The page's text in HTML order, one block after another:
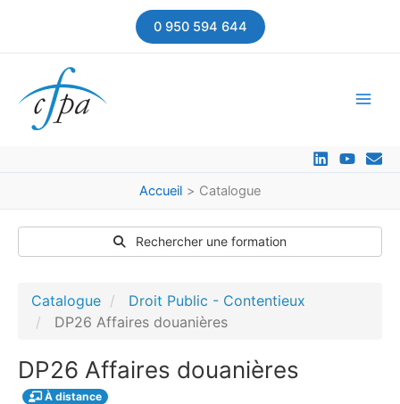
0 950 594 644
Accueil Catalogue
Rechercher une formation
Catalogue
Droit Public - Contentieux
DP26 Affaires douanières
DP26 Affaires douanières
À distance